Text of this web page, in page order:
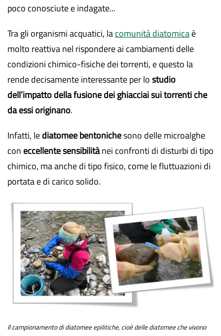
poco conosciute e indagate...
Tra gli organismi acquatici, lacomunità diatomicaè
molto reattiva nel rispondere ai cambiamenti delle
condizioni chimico-fisiche dei torrenti, e questo la
rende decisamente interessante per lostudio
dell’impatto della fusione dei ghiacciai sui torrenti che
da essi originano.
Infatti, lediatomee bentonichesono delle microalghe
con eccellente sensibilitànei confronti di disturbi di tipo
chimico, ma anche di tipo fisico, come le fluttuazioni di
portata e di carico solido.
Il campionamento di diatomee epilitiche, cioè delle diatomee che vivono